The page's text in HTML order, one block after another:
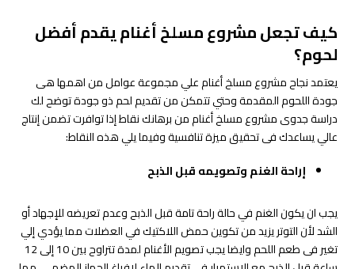
كيف تجعل مشروع مسلخ أغنام يقدم أفضل
لحوم؟
يعتمد نجاح مشروع مسلخ أغنام علي مجموعة عوامل من اهمها هى
جودة اللحوم المقدمة وحتي تتمكن من تقديم لحم ذو جودة توضح لك
دراسة جدوى مشروع مسلخ أغنام من برهانك نقاط إذا توافرت تضمن إنتاج
عالي يساعدك فى تحقيق ميزة تنافسية وفيما يلي هذه النقاط:
إراحة الغنم وتصويمه قبل الذبح
يجب ان يكون الغنم في حالة راحة تامة قبل الذبح وعدم تعريضه للإجهاد أو
الشد لأن التوتر يزيد من تكوين حمض اللاكتيك في العضلات مما يؤدي إلي
تغير فى طعم اللحم وايضا يجب تصويم الأغنام لمدة تتراوح بين 10 إلى 12